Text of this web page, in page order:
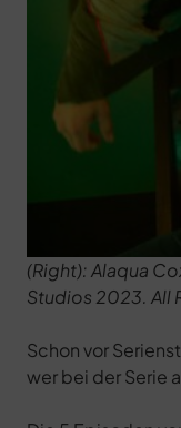
(Right): Alaqua
Studios 2023. All
Schon vor
wer bei der Serie